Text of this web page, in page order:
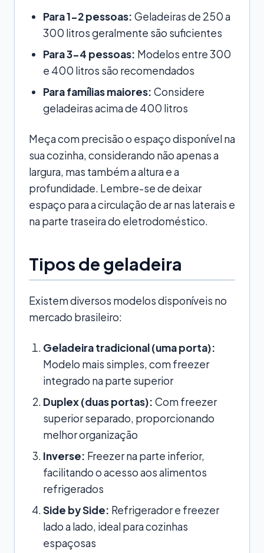
Para 1-2 pessoas: Geladeiras de 250 a
300 litros geralmente são suficientes
Para 3-4 pessoas: Modelos entre 300
e 400 litros são recomendados
Para famílias maiores: Considere
geladeiras acima de 400 litros
Meça com precisão o espaço disponível na
sua cozinha, considerando não apenas a
largura, mas também a altura e a
profundidade. Lembre-se de deixar
espaço para a circulação de ar nas laterais e
na parte traseira do eletrodoméstico.
Tipos de geladeira
Existem diversos modelos disponíveis no
mercado brasileiro:
Geladeira tradicional (uma porta):
Modelo mais simples, com freezer
integrado na parte superior
Duplex (duas portas): Com freezer
superior separado, proporcionando
melhor organização
Inverse: Freezer na parte inferior,
facilitando o acesso aos alimentos
refrigerados
Side by Side: Refrigerador e freezer
lado a lado, ideal para cozinhas
espaçosas